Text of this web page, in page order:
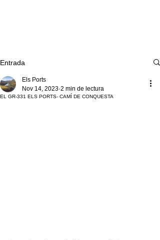
Entrada
EL GR-331 ELS PORTS- CAMÍ DE CONQUESTA
Els Ports
Nov 14, 2023 2 min de lectura